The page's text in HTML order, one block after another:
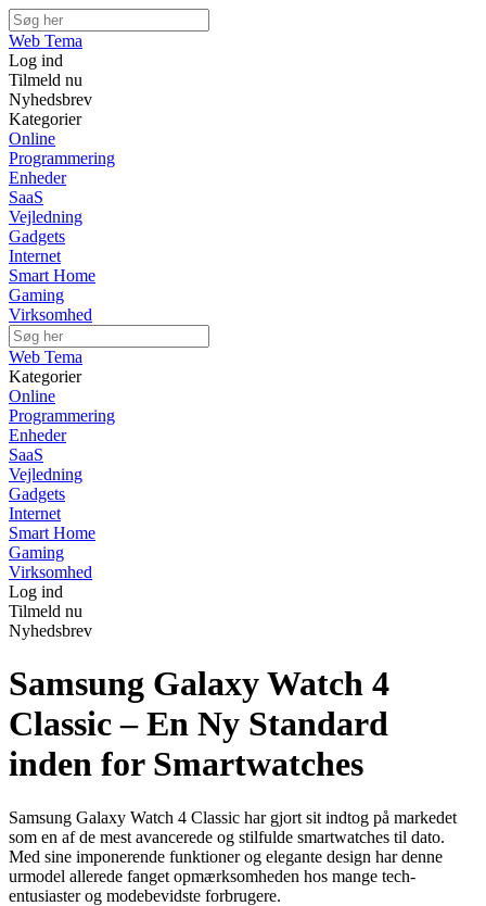
Web Tema
Log ind
Tilmeld nu
Nyhedsbrev
Kategorier
Online
Programmering
Enheder
SaaS
Vejledning
Gadgets
Internet
Smart Home
Gaming
Virksomhed
Web Tema
Kategorier
Online
Programmering
Enheder
SaaS
Vejledning
Gadgets
Internet
Smart Home
Gaming
Virksomhed
Log ind
Tilmeld nu
Nyhedsbrev
Samsung Galaxy Watch 4
Classic – En Ny Standard
inden for Smartwatches
Samsung Galaxy Watch 4 Classic har gjort sit indtog på markedet
som en af de mest avancerede og stilfulde smartwatches til dato.
Med sine imponerende funktioner og elegante design har denne
urmodel allerede fanget opmærksomheden hos mange tech-
entusiaster og modebevidste forbrugere.